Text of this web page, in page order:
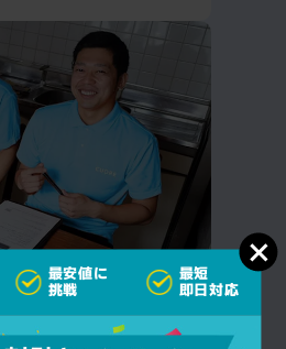
り後の
金なし
最安値に
挑戦
最短
即日対応